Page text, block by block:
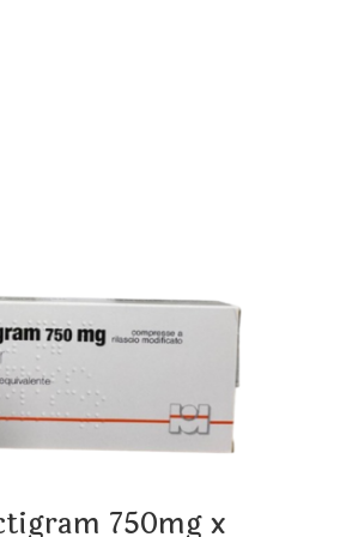
për herën tjetër që
750mg x